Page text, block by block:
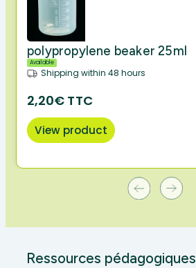
polypropylene beaker 25ml
Available
Shipping within 48 hours
2,20€ TTC
View product
Ressources pédagogiques